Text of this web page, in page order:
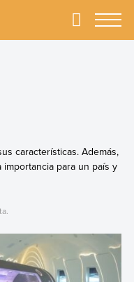
Primary
características. Además,
para un país y